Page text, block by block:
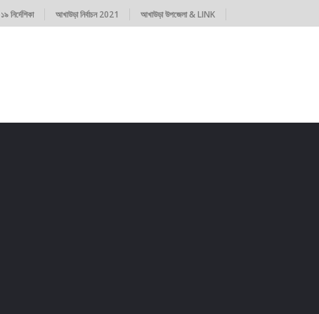
নির্দেশিকা আখাউড়া নির্বাচন 2021 আখাউড়া উপজেলা & LINK